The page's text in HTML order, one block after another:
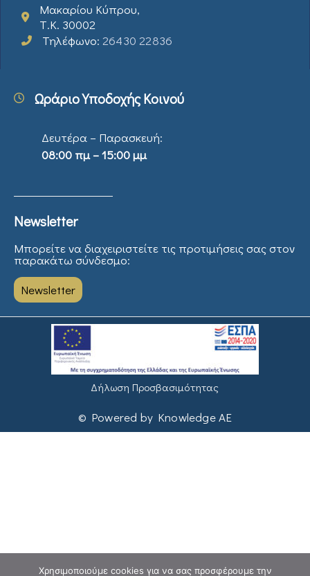
Μακαρίου Κύπρου,
Τ.Κ. 30002
Τηλέφωνο: 26430 22836
Ωράριο Υποδοχής Κοινού
Δευτέρα – Παρασκευή:
08:00 πμ – 15:00 μμ
Newsletter
Μπορείτε να διαχειριστείτε τις προτιμήσεις σας στον
παρακάτω σύνδεσμο:
Newsletter
Δήλωση Προσβασιμότητας
© Powered by Knowledge AE
Χρησιμοποιούμε cookies για να σας προσφέρουμε την